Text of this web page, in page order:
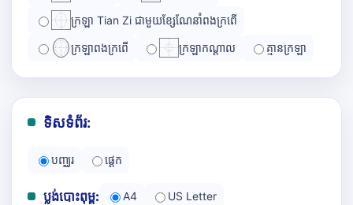
ក្រឡា Tian Zi ជាមួយខ្សែណែនាំពងក្រពើ
ក្រឡាពងក្រពើ ក្រឡាកណ្ដាល គ្មានក្រឡា
ទិសទំព័រ:
បញ្ឈរ ផ្ដេក
ប្លង់បោះពុម្ព: A4 US Letter